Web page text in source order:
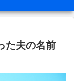
た夫の名前